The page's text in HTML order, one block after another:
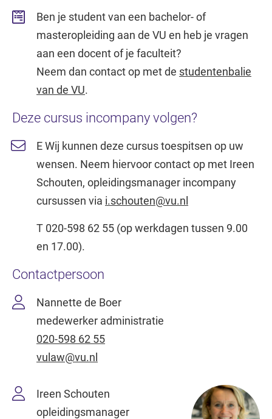
Ben je student van een bachelor- of
masteropleiding aan de VU en heb je vragen
aan een docent of je faculteit?
Neem dan contact op met de studentenbalie
van de VU.
Deze cursus incompany volgen?
E Wij kunnen deze cursus toespitsen op uw
wensen. Neem hiervoor contact op met Ireen
Schouten, opleidingsmanager incompany
cursussen via i.schouten@vu.nl
T 020-598 62 55 (op werkdagen tussen 9.00
en 17.00).
Contactpersoon
Nannette de Boer
medewerker administratie
020-598 62 55
vulaw@vu.nl
Ireen Schouten
opleidingsmanager